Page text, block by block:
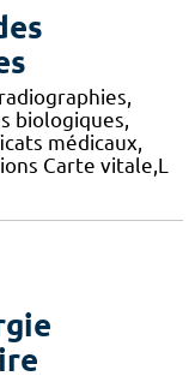
biologiques,
médicaux,
Carte vitale,L